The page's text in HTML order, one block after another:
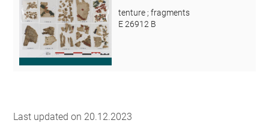
tenture ; fragments
E 26912 B
Last updated on 20.12.2023